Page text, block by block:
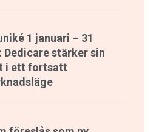
1 januari – 31
Dedicare stärker sin
i ett fortsatt